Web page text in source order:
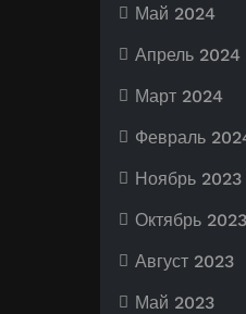
Май 2024
Апрель 2024
Март 2024
Февраль
Ноябрь 2023
Октябрь 2023
Август 2023
Май 2023